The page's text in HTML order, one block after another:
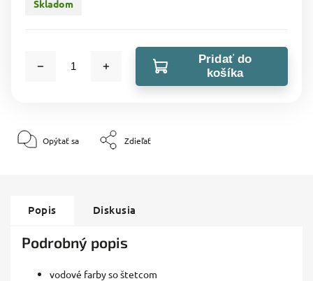
Skladom
Pridať do
košíka
Opýtať sa Zdieľať
Popis Diskusia
Podrobný popis
vodové farby so štetcom